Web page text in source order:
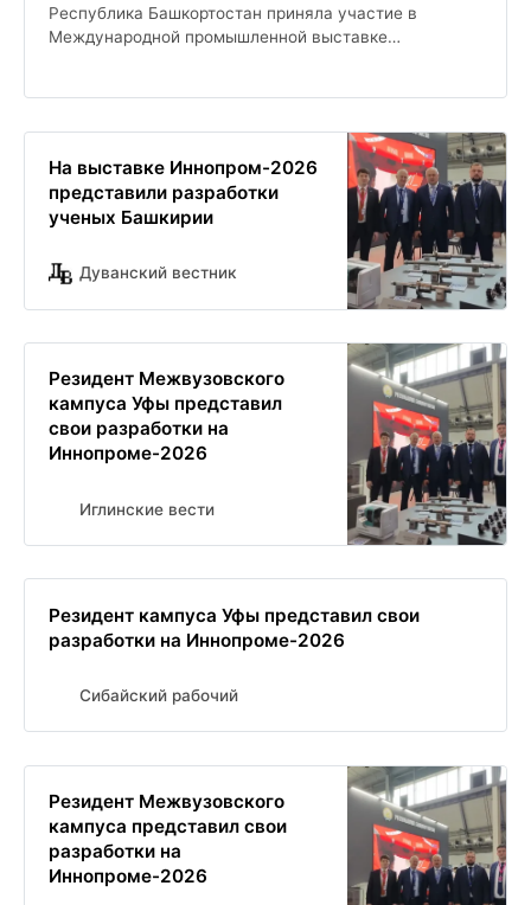
Республика Башкортостан приняла участие в
Международной промышленной выставке
системы охлаждения для авиационной и
космической отраслей демонстрируют высокие
достижения региона в сфере науки и образования.
Участие в выставке предоставляет возможность
получить ценный опыт и обратную связь от
На выставке Иннопром-2026
представили разработки
ученых Башкирии
Дуванский вестник
Резидент Межвузовского
кампуса Уфы представил
свои разработки на
Иннопроме-2026
Иглинские вести
Резидент кампуса Уфы представил свои
разработки на Иннопроме-2026
Сибайский рабочий
Резидент Межвузовского
кампуса представил свои
разработки на
Иннопроме-2026